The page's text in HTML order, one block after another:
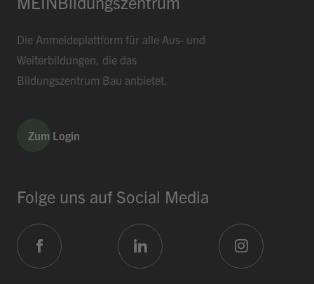
Die Anmeldeplattform für alle Aus- und
Weiterbildungen, die das
Bildungszentrum Bau anbietet.
Zum Login
Folge uns auf Social Media